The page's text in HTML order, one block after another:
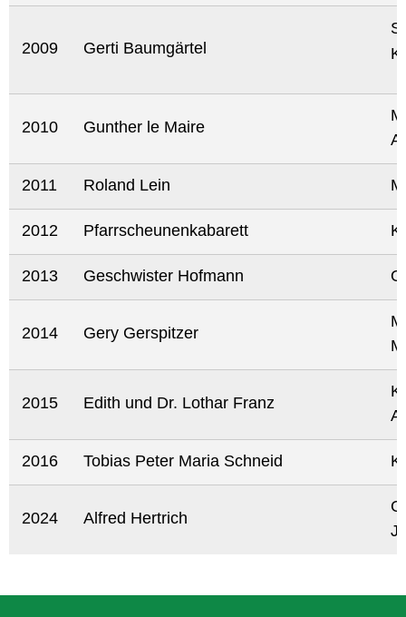
2009 Gerti Baumgärtel
2010 Gunther le Maire
2011 Roland Lein
2012 Pfarrscheunenkabarett
2013 Geschwister Hofmann
2014 Gery Gerspitzer
2015 Edith und Dr. Lothar Franz
2016 Tobias Peter Maria Schneid
2024 Alfred Hertrich